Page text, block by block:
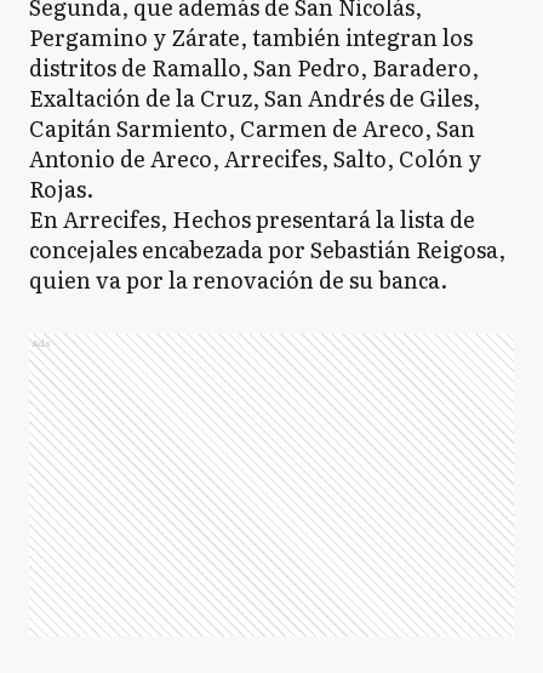
Segunda, que además de San Nicolás,
Pergamino y Zárate, también integran los
distritos de Ramallo, San Pedro, Baradero,
Exaltación de la Cruz, San Andrés de Giles,
Capitán Sarmiento, Carmen de Areco, San
Antonio de Areco, Arrecifes, Salto, Colón y
Rojas.
En Arrecifes, Hechos presentará la lista de
concejales encabezada por Sebastián Reigosa,
quien va por la renovación de su banca.
Ads